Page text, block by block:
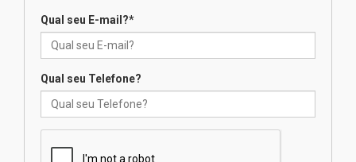
das novas tecnologias em
calouros do segundo semestre
Qual seu E-mail?*
Qual seu Telefone?